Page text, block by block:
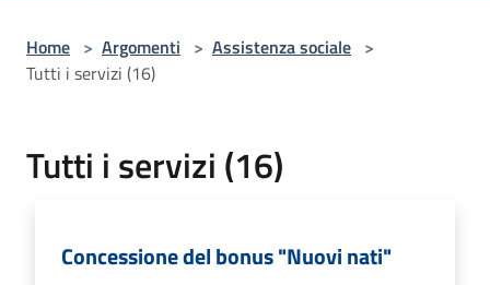
Home > Argomenti > Assistenza sociale >
Tutti i servizi (16)
Tutti i servizi (16)
Concessione del bonus "Nuovi nati"